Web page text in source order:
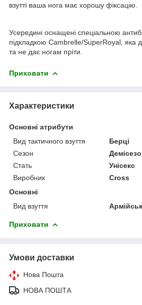
взутті ваша нога має хорошу фіксацію.
Усередині оснащені спеціальною
підкладкою Cambrelle/SuperRoyal, яка
та не дає ногам пріти.
Приховати
Характеристики
Основні атрибути
Вид тактичного взуття
Берці
Сезон
Стать
Унісекс
Виробник
Cross
Основні
Вид взуття
Приховати
Умови доставки
Нова Пошта
НОВА ПОШТА